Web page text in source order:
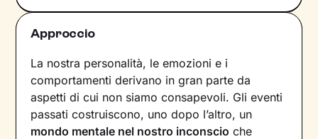
Approccio
La nostra personalità, le emozioni e i
comportamenti derivano in gran parte da
aspetti di cui non siamo consapevoli. Gli eventi
passati costruiscono, uno dopo l’altro, un
mondo mentale nel nostro inconscio che